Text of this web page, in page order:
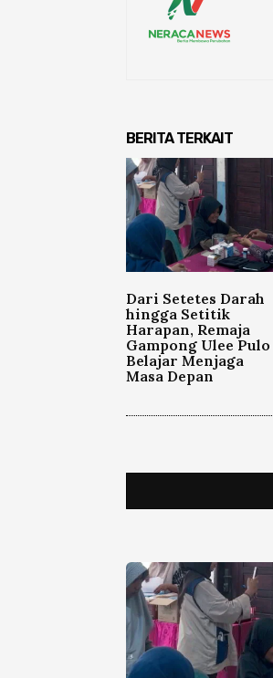
BERITA TERKAIT
Dari Setetes Darah
hingga Setitik
Harapan, Remaja
Gampong Ulee Pulo
Belajar Menjaga
Masa Depan